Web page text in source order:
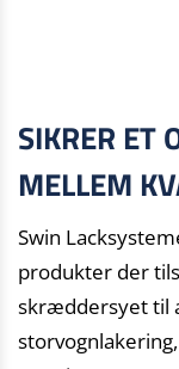
SIKRER ET
MELLEM
Swin
produkter der
skræddersyet til